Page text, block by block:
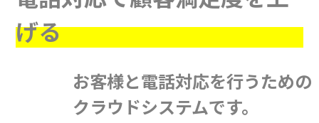
げる
お客様と電話対応を行うための
クラウドシステムです。